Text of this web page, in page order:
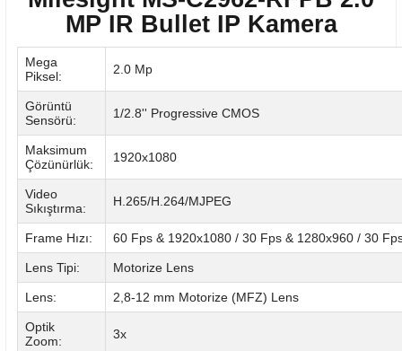
MP IR Bullet IP Kamera
Mega
Piksel:
2.0 Mp
Görüntü
Sensörü:
1/2.8'' Progressive CMOS
Maksimum
Çözünürlük:
1920x1080
Video
Sıkıştırma:
H.265/H.264/MJPEG
Frame Hızı: 60 Fps & 1920x1080 / 30 Fps & 1280x960 / 30
Lens Tipi: Motorize Lens
Lens: 2,8-12 mm Motorize (MFZ) Lens
Optik
Zoom:
3x